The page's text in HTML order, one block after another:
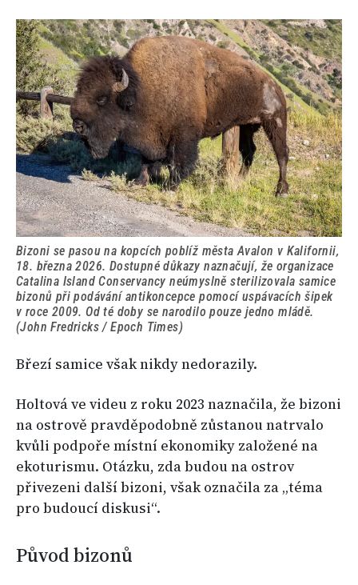
Bizoni se pasou na kopcích poblíž města Avalon v Kalifornii,
18. března 2026. Dostupné důkazy naznačují, že organizace
Catalina Island Conservancy neúmyslně sterilizovala samice
bizonů při podávání antikoncepce pomocí uspávacích šipek
v roce 2009. Od té doby se narodilo pouze jedno mládě.
(John Fredricks / Epoch Times)
Březí samice však nikdy nedorazily.
Holtová ve videu z roku 2023 naznačila, že bizoni
na ostrově pravděpodobně zůstanou natrvalo
kvůli podpoře místní ekonomiky založené na
ekoturismu. Otázku, zda budou na ostrov
přivezeni další bizoni, však označila za „téma
pro budoucí diskusi“.
Původ bizonů